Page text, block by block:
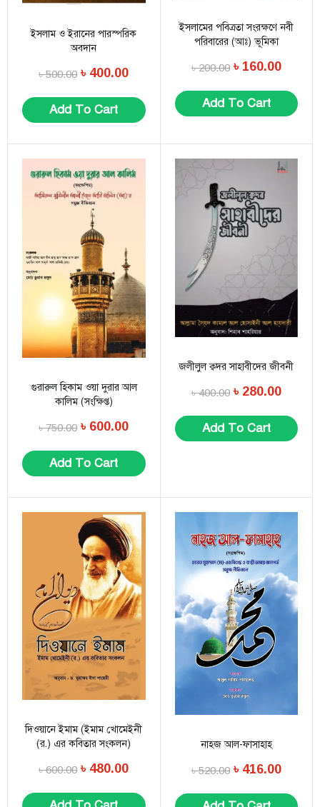
ইসলাম ও ইরানের পারস্পরিক
অবদান
৳500.00 ৳ 400.00
Add To Cart
ইসলামের পবিত্রতা সংরক্ষণে নবী
পরিবারের (আঃ) ভূমিকা
৳200.00 ৳ 160.00
Add To Cart
গুরারুল হিকাম ওয়া দুরার আল
কালিম (সংক্ষিপ্ত)
৳750.00 ৳ 600.00
Add To Cart
জলীলুল ক্বদর সাহাবীদের জীবনী
৳400.00 ৳ 280.00
Add To Cart
দিওয়ানে ইমাম (ইমাম খোমেইনী
(র.) এর কবিতার সংকলন)
৳600.00 ৳ 480.00
নাহজ আল-ফাসাহাহ
৳520.00 ৳ 416.00